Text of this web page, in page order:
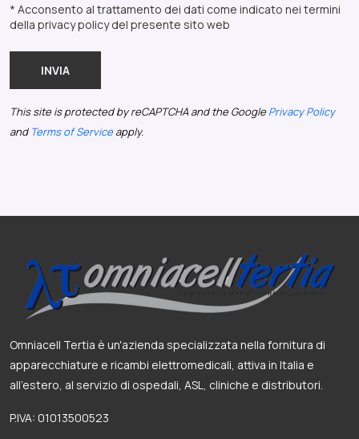
* Acconsento al trattamento dei dati come indicato nei termini
della privacy policy del presente sito web
INVIA
This site is protected by reCAPTCHA and the Google Privacy Policy
and Terms of Service apply.
Omniacell Tertia è un'azienda specializzata nella fornitura di
apparecchiature e ricambi elettromedicali, attiva in Italia e
all’estero, al servizio di ospedali, ASL, cliniche e distributori.
P.IVA: 01013500523